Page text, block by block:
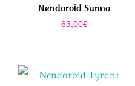
Nendoroid Sunna
63,00€